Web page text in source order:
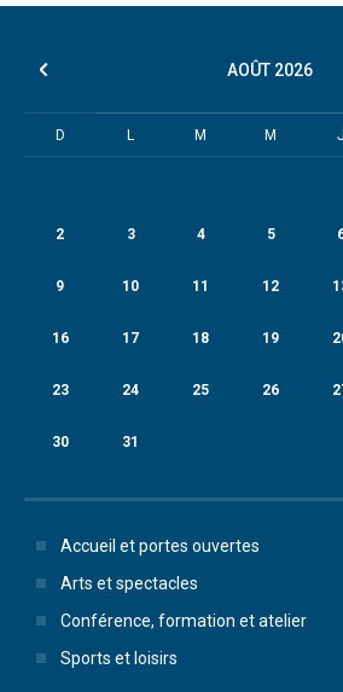
AOÛT 2026
D L M M J
2 3 4 5
9 10 11 12
16 17 18 19
23 24 25 26
30 31
Accueil et portes ouvertes
Arts et spectacles
Conférence, formation et atelier
Sports et loisirs